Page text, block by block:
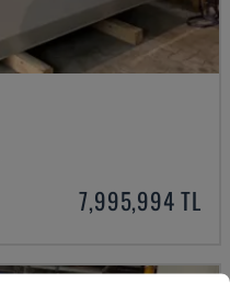
7,995,994 TL